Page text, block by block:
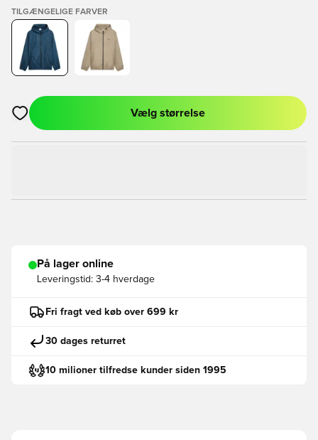
TILGÆNGELIGE FARVER
Åbner en Modal til at logge ind eller tilmelde dig som medlem
Vælg størrelse
På lager online
Leveringstid: 3-4 hverdage
Fri fragt ved køb over 699 kr
30 dages returret
10 milioner tilfredse kunder siden 1995